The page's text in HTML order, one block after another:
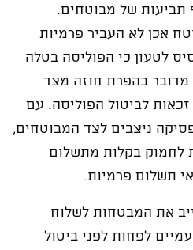
תביעות של מבוטחים.
אכן לא העביר פרמיות
לטעון כי הפוליסה בטלה
מדובר בהפרת חוזה מצד
לביטול הפוליסה. עם
ניצבים לצד המבוטחים,
לחמוק בקלות מתשלום
תשלום פרמיות.
את המבטחות לשלוח
לפחות לפני ביטול